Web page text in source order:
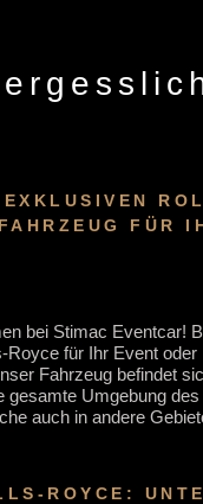
FÜR
bei Stimac Eventcar!
Royce für Ihr Event oder
Fahrzeug befindet
gesamte Umgebung
auch in andere
ROYCE: